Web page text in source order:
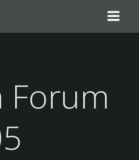
springen
Forum